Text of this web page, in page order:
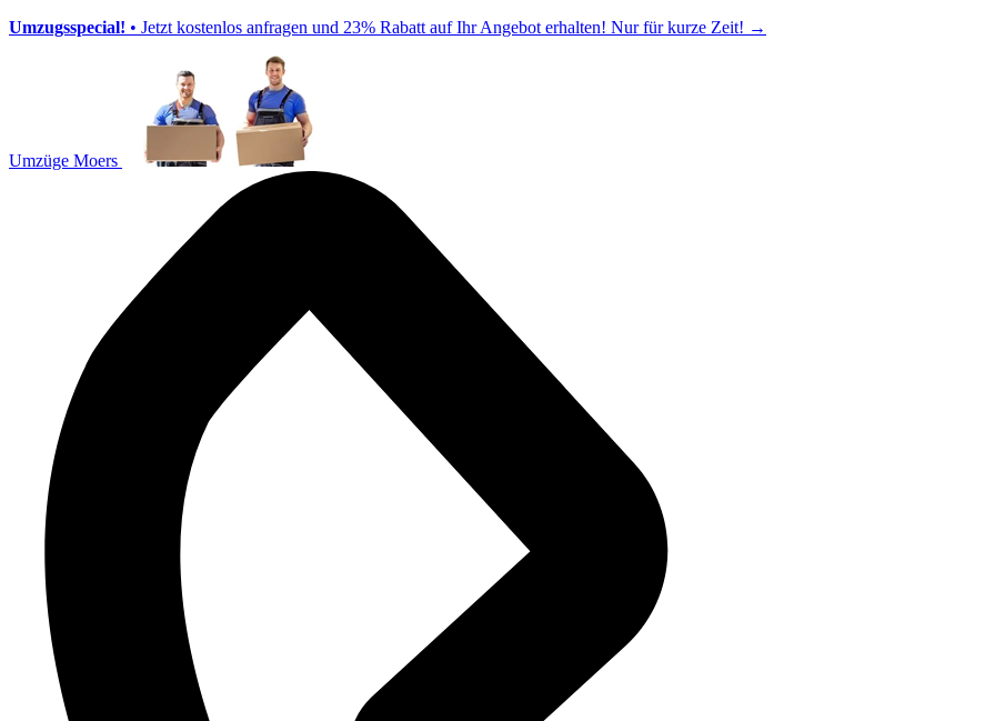
Umzugsspecial! • Jetzt kostenlos anfragen und 23% Rabatt auf Ihr Angebot erhalten! Nur für kurze Zeit! →
Umzüge Moers